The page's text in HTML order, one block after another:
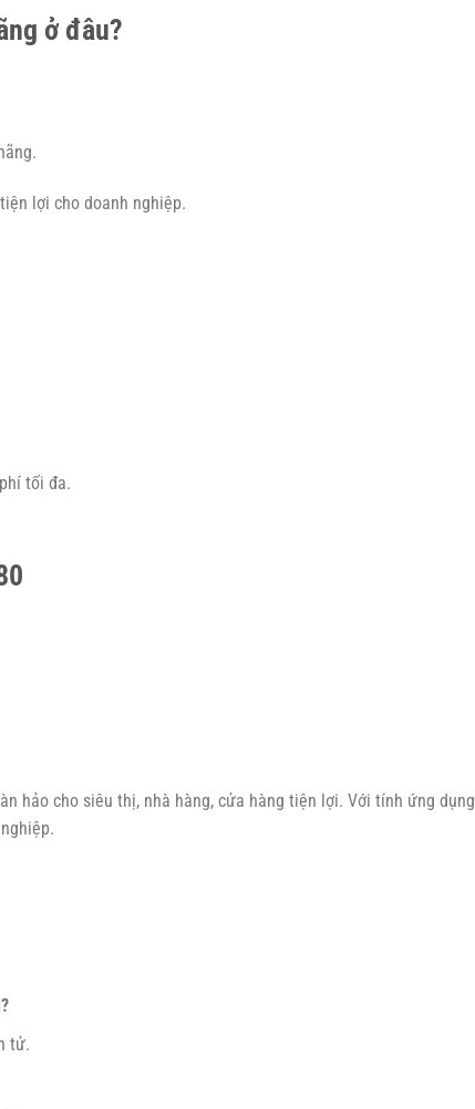
ở đâu?
lợi cho doanh nghiệp.
tối đa.
hảo cho siêu thị, nhà hàng, cửa hàng tiện lợi. Với tính ứng dụng
tử.